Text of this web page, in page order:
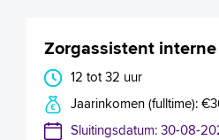
Zorgassistent
12 tot 32 uur
Jaarinkomen (fulltime):
Sluitingsdatum: 30-08-